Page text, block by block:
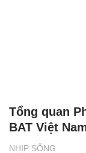
NHỊP SỐNG
Tổng quan
BAT Việt